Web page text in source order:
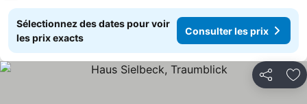
Sélectionnez des dates pour voir
les prix exacts
Consulter les prix
Partager